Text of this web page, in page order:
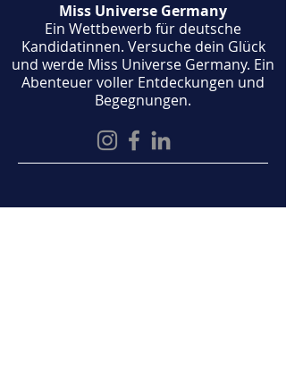
Miss Universe Germany
Ein Wettbewerb für deutsche
Kandidatinnen. Versuche dein Glück
und werde Miss Universe Germany. Ein
Abenteuer voller Entdeckungen und
Begegnungen.